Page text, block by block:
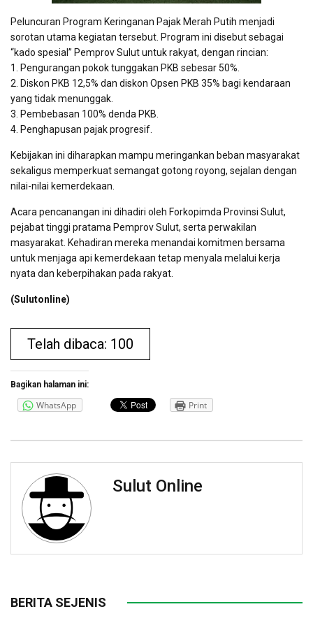
Peluncuran Program Keringanan Pajak Merah Putih menjadi
sorotan utama kegiatan tersebut. Program ini disebut sebagai
“kado spesial” Pemprov Sulut untuk rakyat, dengan rincian:
1. Pengurangan pokok tunggakan PKB sebesar 50%.
2. Diskon PKB 12,5% dan diskon Opsen PKB 35% bagi kendaraan
yang tidak menunggak.
3. Pembebasan 100% denda PKB.
4. Penghapusan pajak progresif.
Kebijakan ini diharapkan mampu meringankan beban masyarakat
sekaligus memperkuat semangat gotong royong, sejalan dengan
nilai-nilai kemerdekaan.
Acara pencanangan ini dihadiri oleh Forkopimda Provinsi Sulut,
pejabat tinggi pratama Pemprov Sulut, serta perwakilan
masyarakat. Kehadiran mereka menandai komitmen bersama
untuk menjaga api kemerdekaan tetap menyala melalui kerja
nyata dan keberpihakan pada rakyat.
(Sulutonline)
Telah dibaca: 100
Bagikan halaman ini:
WhatsApp Print
Sulut Online
BERITA SEJENIS